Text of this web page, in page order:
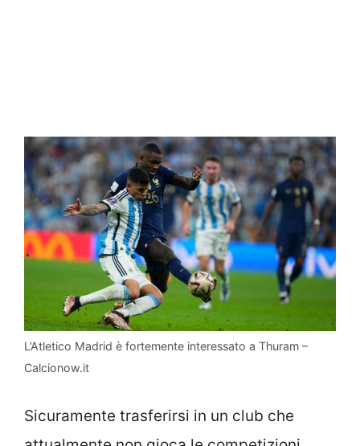
L’Atletico Madrid è fortemente interessato a Thuram –
Calcionow.it
Sicuramente trasferirsi in un club che